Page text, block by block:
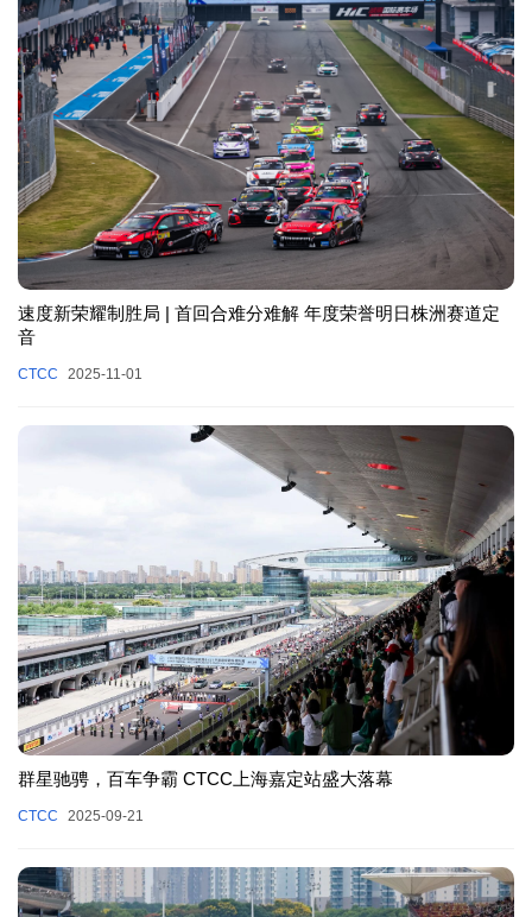
速度新荣耀制胜局 | 首回合难分难解 年度荣誉明日株洲赛道定
音
CTCC 2025-11-01
群星驰骋，百车争霸 CTCC上海嘉定站盛大落幕
CTCC 2025-09-21